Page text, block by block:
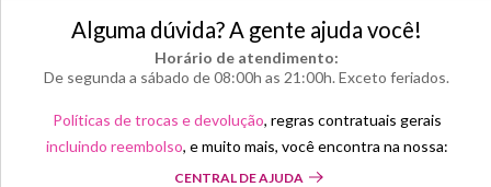
Alguma dúvida? A gente ajuda você!
Horário de atendimento:
De segunda a sábado de 08:00h as 21:00h. Exceto feriados.
Políticas de trocas e devolução, regras contratuais gerais
incluindo reembolso, e muito mais, você encontra na nossa:
CENTRAL DE AJUDA